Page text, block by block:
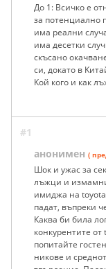
До 1: Всичко е
за потенциално
има реални
има десетки
скъсано
си, докато в
Кой кого и как
#1
анонимен (
Шок и ужас за
лъжци и
имиджа на
падат, въпреки
Каква би била
конкypентите
попитайте
никове и